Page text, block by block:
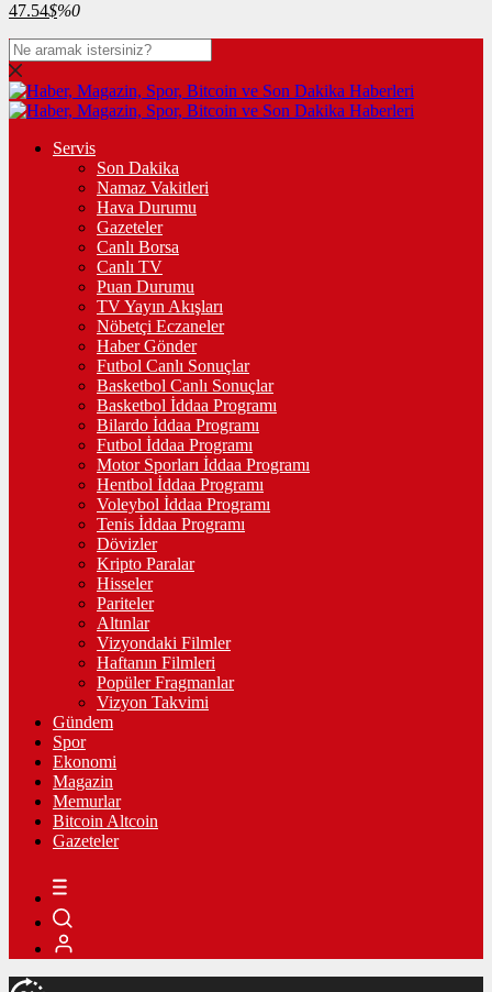
47.54$%0
Servis
Son Dakika
Namaz Vakitleri
Hava Durumu
Gazeteler
Canlı Borsa
Canlı TV
Puan Durumu
TV Yayın Akışları
Nöbetçi Eczaneler
Haber Gönder
Futbol Canlı Sonuçlar
Basketbol Canlı Sonuçlar
Basketbol İddaa Programı
Bilardo İddaa Programı
Futbol İddaa Programı
Motor Sporları İddaa Programı
Hentbol İddaa Programı
Voleybol İddaa Programı
Tenis İddaa Programı
Dövizler
Kripto Paralar
Hisseler
Pariteler
Altınlar
Vizyondaki Filmler
Haftanın Filmleri
Popüler Fragmanlar
Vizyon Takvimi
Gündem
Spor
Ekonomi
Magazin
Memurlar
Bitcoin Altcoin
Gazeteler